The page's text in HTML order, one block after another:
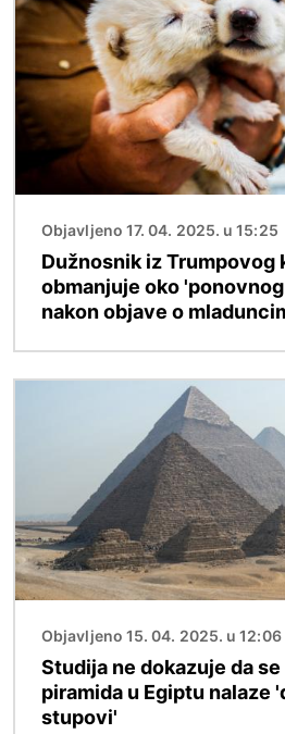
Objavljeno 17. 04. 2025. u 15:25
Dužnosnik iz Trumpovog
obmanjuje oko
nakon objave o
Objavljeno 15. 04. 2025. u 12:06
Studija ne dokazuje da
piramida u Egiptu nalaze
stupovi'